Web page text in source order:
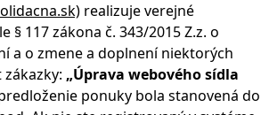
realizuje verejné
§ 117 zákona č. 343/2015 Z.z. o
a o zmene a doplnení niektorých
„Úprava webového sídla
ponuky bola stanovená do